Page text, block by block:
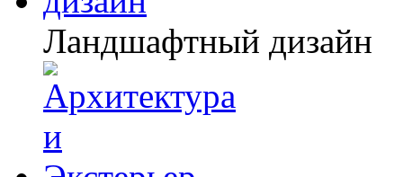
Ландшафтный дизайн